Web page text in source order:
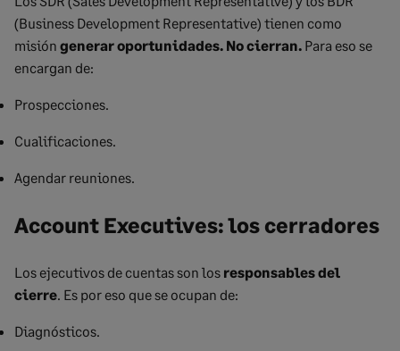
(Business Development Representative) tienen como
misión generar oportunidades. No cierran. Para eso se
encargan de:
Prospecciones.
Cualificaciones.
Agendar reuniones.
Account Executives: los cerradores
Los ejecutivos de cuentas son los responsables del
cierre. Es por eso que se ocupan de:
Diagnósticos.